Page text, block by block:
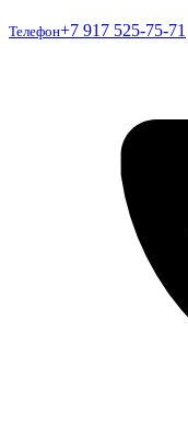
Телефон
Телефон+7 917 525-75-71